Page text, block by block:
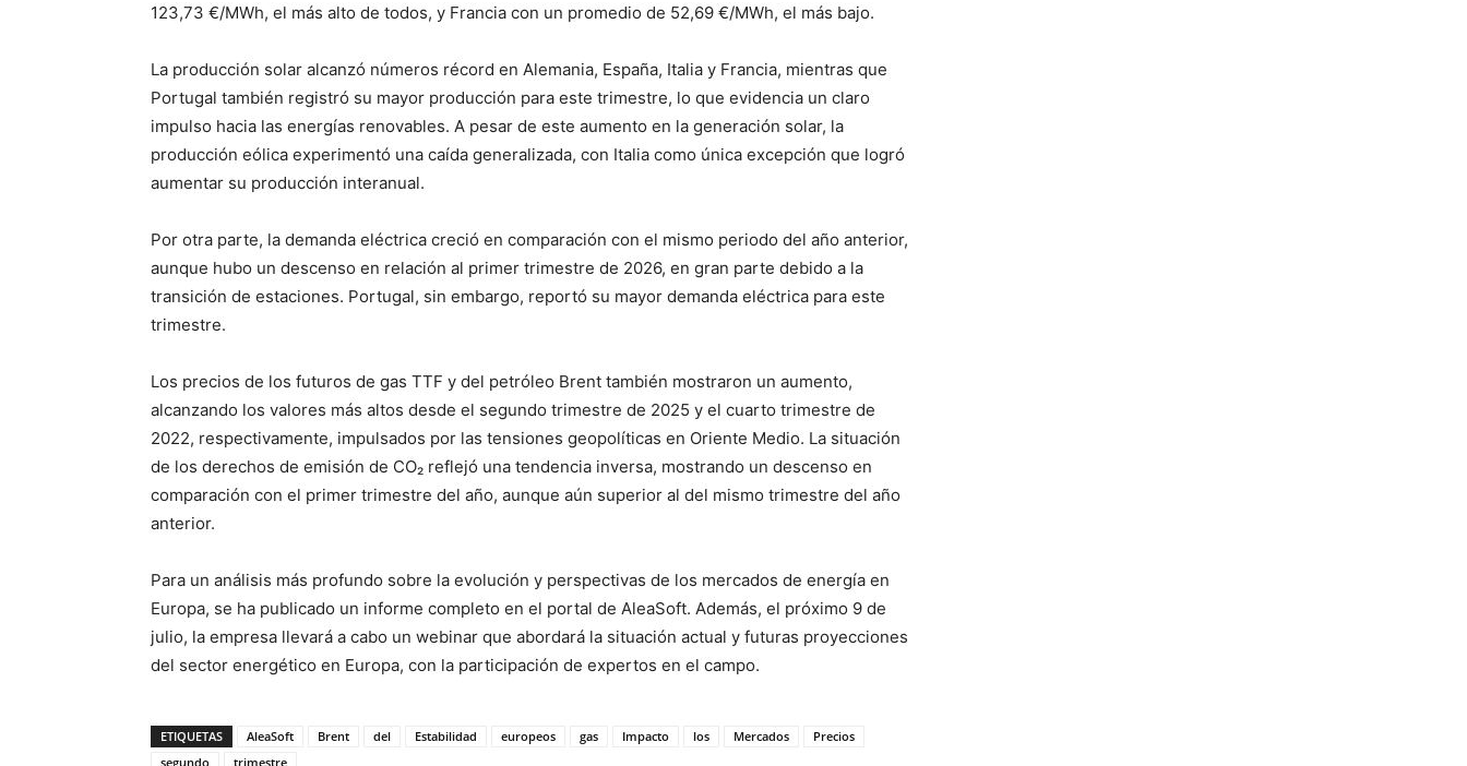
123,73 €/MWh, el más alto de todos, y Francia con un promedio de 52,69 €/MWh, el más bajo.
La producción solar alcanzó números récord en Alemania, España, Italia y Francia, mientras que
Portugal también registró su mayor producción para este trimestre, lo que evidencia un claro
impulso hacia las energías renovables. A pesar de este aumento en la generación solar, la
producción eólica experimentó una caída generalizada, con Italia como única excepción que logró
aumentar su producción interanual.
Por otra parte, la demanda eléctrica creció en comparación con el mismo periodo del año anterior,
aunque hubo un descenso en relación al primer trimestre de 2026, en gran parte debido a la
transición de estaciones. Portugal, sin embargo, reportó su mayor demanda eléctrica para este
trimestre.
Los precios de los futuros de gas TTF y del petróleo Brent también mostraron un aumento,
alcanzando los valores más altos desde el segundo trimestre de 2025 y el cuarto trimestre de
2022, respectivamente, impulsados por las tensiones geopolíticas en Oriente Medio. La situación
de los derechos de emisión de CO₂ reflejó una tendencia inversa, mostrando un descenso en
comparación con el primer trimestre del año, aunque aún superior al del mismo trimestre del año
anterior.
Para un análisis más profundo sobre la evolución y perspectivas de los mercados de energía en
Europa, se ha publicado un informe completo en el portal de AleaSoft. Además, el próximo 9 de
julio, la empresa llevará a cabo un webinar que abordará la situación actual y futuras proyecciones
del sector energético en Europa, con la participación de expertos en el campo.
ETIQUETAS AleaSoft Brent del Estabilidad europeos gas Impacto los Mercados
Precios
segundo
trimestre